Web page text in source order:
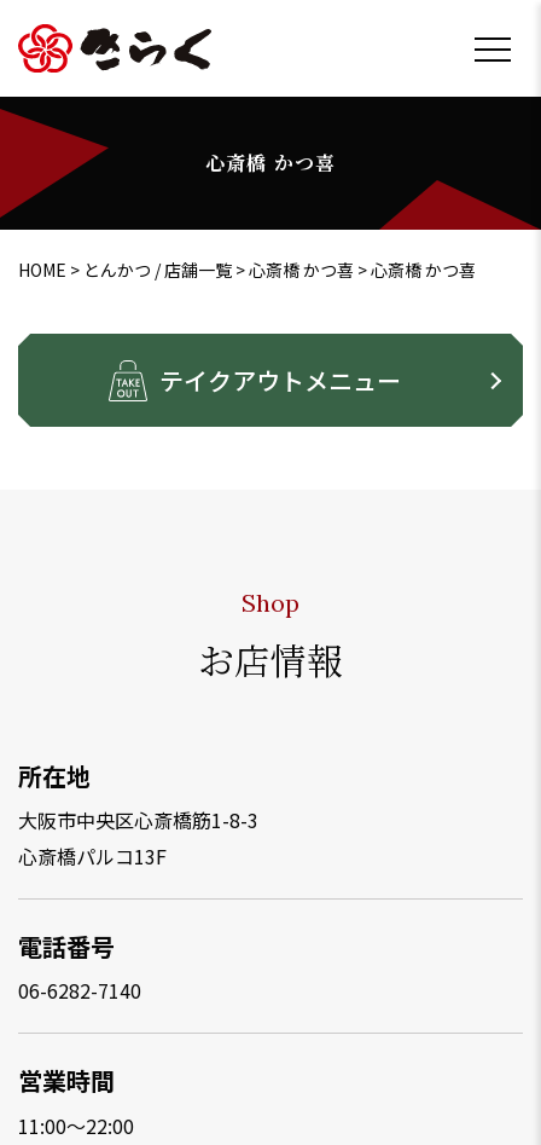
心斎橋 かつ喜
HOME > とんかつ / 店舗一覧 >心斎橋 かつ喜 >心斎橋 かつ喜
テイクアウトメニュー
Shop
お店情報
所在地
大阪市中央区心斎橋筋1-8-3
心斎橋パルコ13F
電話番号
06-6282-7140
営業時間
11:00～22:00